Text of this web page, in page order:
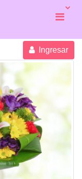
Ingresar